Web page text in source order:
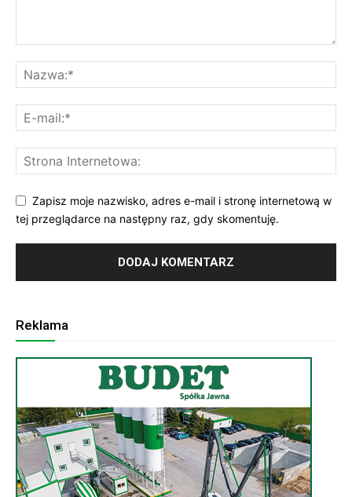
Zapisz moje nazwisko, adres e-mail i stronę internetową w
tej przeglądarce na następny raz, gdy skomentuję.
Reklama